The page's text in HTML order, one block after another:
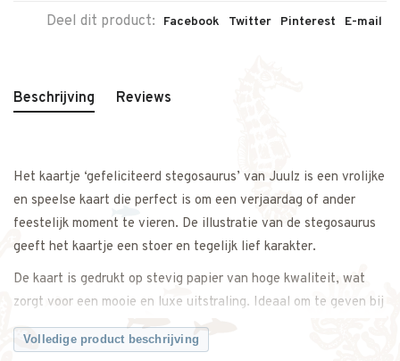
Deel dit product: Facebook Twitter Pinterest E-mail
Beschrijving Reviews
Het kaartje ‘gefeliciteerd stegosaurus’ van Juulz is een vrolijke
en speelse kaart die perfect is om een verjaardag of ander
feestelijk moment te vieren. De illustratie van de stegosaurus
geeft het kaartje een stoer en tegelijk lief karakter.
De kaart is gedrukt op stevig papier van hoge kwaliteit, wat
zorgt voor een mooie en luxe uitstraling. Ideaal om te geven bij
een cadeautje of om een persoonlijke boodschap op te
schrijven.
Volledige product beschrijving